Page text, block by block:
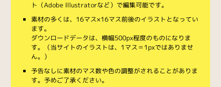
ト（Adobe Illustratorなど）で編集可能です。
素材の多くは、16マス×16マス前後のイラストとなってい
ます。
ダウンロードデータは、横幅500px程度のものになりま
す。（当サイトのイラストは、1マス＝1pxではありませ
ん。）
予告なしに素材のマス数や色の調整がされることがありま
す。予めご了承ください。